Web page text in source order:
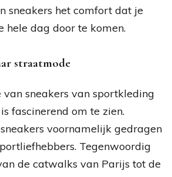
sneakers het comfort dat je
hele dag door te komen.
straatmode
sneakers van sportkleding
fascinerend om te zien.
voornamelijk gedragen
Tegenwoordig
de catwalks van Parijs tot de